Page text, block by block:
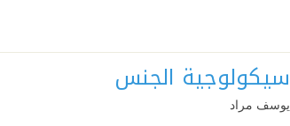
سيكولوجية الجنس
يوسف مراد